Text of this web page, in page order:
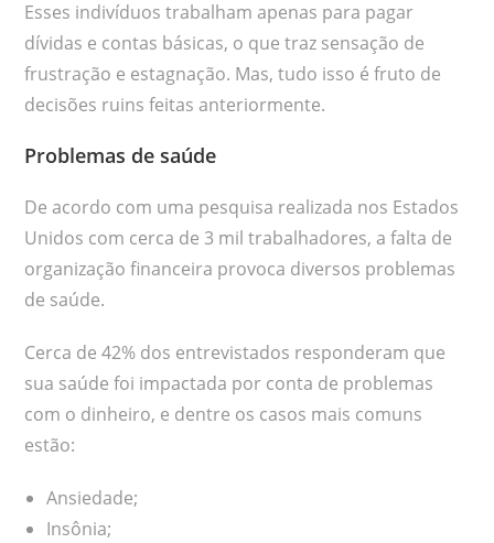
Esses indivíduos trabalham apenas para pagar
dívidas e contas básicas, o que traz sensação de
frustração e estagnação. Mas, tudo isso é fruto de
decisões ruins feitas anteriormente.
Problemas de saúde
De acordo com uma pesquisa realizada nos Estados
Unidos com cerca de 3 mil trabalhadores, a falta de
organização financeira provoca diversos problemas
de saúde.
Cerca de 42% dos entrevistados responderam que
sua saúde foi impactada por conta de problemas
com o dinheiro, e dentre os casos mais comuns
estão:
Ansiedade;
Insônia;